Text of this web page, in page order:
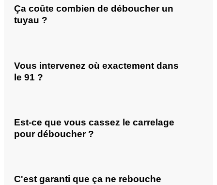
Ça coûte combien de déboucher un
tuyau ?
Vous intervenez où exactement dans
le 91 ?
Est-ce que vous cassez le carrelage
pour déboucher ?
C'est garanti que ça ne rebouche